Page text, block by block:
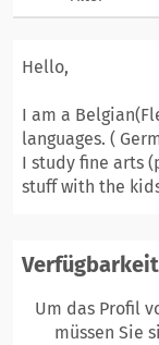
Hello,
I am a
languages. (
I study fine arts
stuff with the
Verfügbarkeit
Um das Profil
müssen Sie